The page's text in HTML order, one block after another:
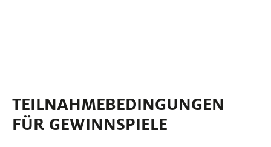
PODCASTS
TEILNAHMEBEDINGUNGEN
FÜR GEWINNSPIELE